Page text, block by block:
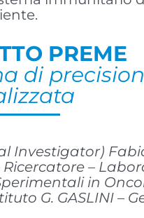
PREME
di
Investigator)
Ricercatore –
in
G. GASLINI –